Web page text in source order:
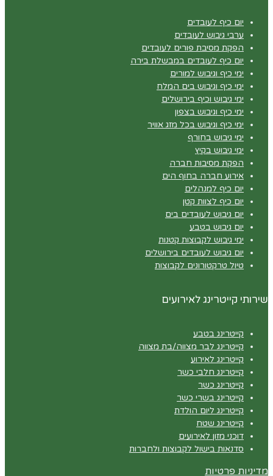
יום כיף לעובדים
ערבי גיבוש לעובדים
הפקת מסיבת פורים לעובדים
יום כיף לעובדים במבשלת בירה
ימי כיף וגיבוש למורים
ימי כיף וגיבוש בים המלח
ימי גיבוש וכיף בירושלים
ימי כיף וגיבוש בצפון
ימי כיף וגיבוש בכל מזג אוויר
ימי גיבוש בחורף
ימי גיבוש בקיץ
הפקת מסיבות חברה
אירוע חברה בחוף הים
יום כיף למנהלים
יום כיף לצוות קטן
יום גיבוש לעובדים בים
יום גיבוש בטבע
ימי גיבוש לקבוצות קטנות
יום גיבוש לעובדים בירושלים
טיול טרקטורונים לקבוצות
שירותי קייטרינג לאירועים
קייטרינג בטבע
קייטרינג לבר מצווה/בת מצווה
קייטרינג לאירוע
קייטרינג חלבי כשר
קייטרינג כשר
קייטרינג בשרי כשר
קייטרינג ליום הולדת
קייטרינג שטח
דוכני מזון לאירועים
סדנאות בישול לקבוצות ולחברות
מדיניות פרטיות